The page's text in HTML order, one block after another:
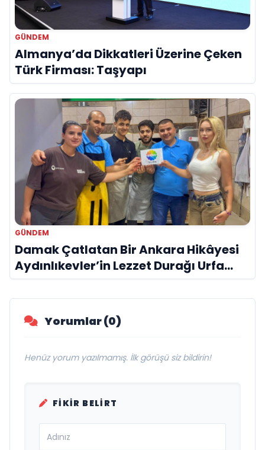
GÜNDEM
Almanya’da Dikkatleri Üzerine Çeken
Türk Firması: Taşyapı
GÜNDEM
Damak Çatlatan Bir Ankara Hikâyesi
Aydınlıkevler’in Lezzet Durağı Urfa
Damak
Yorumlar (0)
Henüz yorum yazılmamış. İlk görüşü siz bildirin!
FIKIR BELIRT